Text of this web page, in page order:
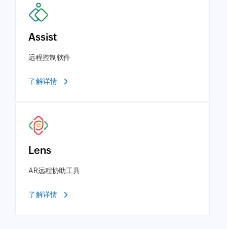
Assist
远程控制软件
了解详情
Lens
AR远程协助工具
了解详情